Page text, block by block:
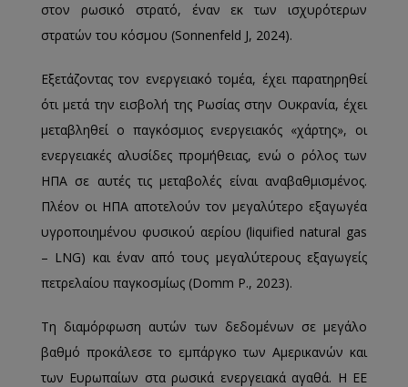
στον ρωσικό στρατό, έναν εκ των ισχυρότερων
στρατών του κόσμου (Sonnenfeld J, 2024).
Εξετάζοντας τον ενεργειακό τομέα, έχει παρατηρηθεί
ότι μετά την εισβολή της Ρωσίας στην Ουκρανία, έχει
μεταβληθεί ο παγκόσμιος ενεργειακός «χάρτης», οι
ενεργειακές αλυσίδες προμήθειας, ενώ ο ρόλος των
ΗΠΑ σε αυτές τις μεταβολές είναι αναβαθμισμένος.
Πλέον οι ΗΠΑ αποτελούν τον μεγαλύτερο εξαγωγέα
υγροποιημένου φυσικού αερίου (liquified natural gas
– LNG) και έναν από τους μεγαλύτερους εξαγωγείς
πετρελαίου παγκοσμίως (Domm P., 2023).
Τη διαμόρφωση αυτών των δεδομένων σε μεγάλο
βαθμό προκάλεσε το εμπάργκο των Αμερικανών και
των Ευρωπαίων στα ρωσικά ενεργειακά αγαθά. Η ΕΕ